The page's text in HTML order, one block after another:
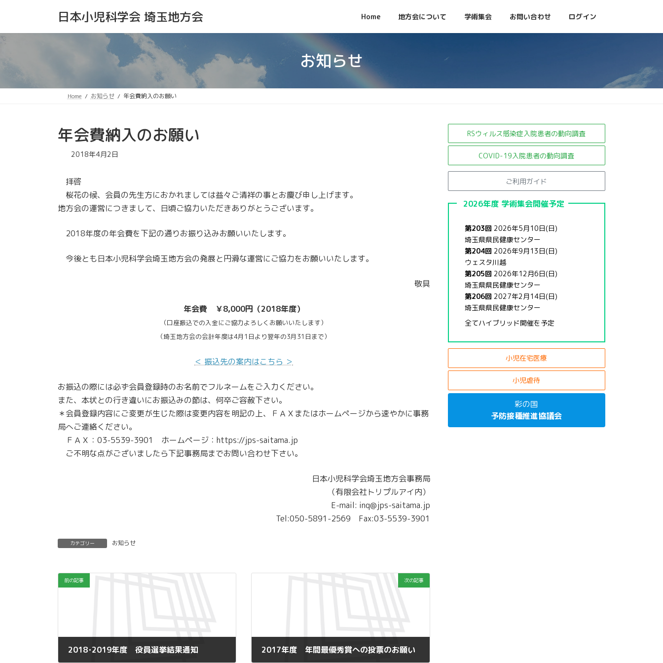
ン
ー
日本小児科学会 埼玉地方会 Home 地方会について 学術集会 お問い合わせ ログイン
お知らせ
Home お知らせ 年会費納入のお願い
年会費納入のお願い
2018年4月2日
拝啓
桜花の候、会員の先生方におかれましては益々ご清祥の事とお慶び申し上げます。
地方会の運営につきまして、日頃ご協力いただきありがとうございます。
2018年度の年会費を下記の通りお振り込みお願いいたします。
今後とも日本小児科学会埼玉地方会の発展と円滑な運営にご協力をお願いいたします。
敬具
年会費 ￥8,000円（2018年度）
（口座振込での入金にご協力よろしくお願いいたします）
（埼玉地方会の会計年度は4月1日より翌年の3月31日まで）
＜ 振込先の案内はこちら ＞
お振込の際には必ず会員登録時のお名前でフルネームをご入力ください。
また、本状との行き違いにお振込みの節は、何卒ご容赦下さい。
＊会員登録内容にご変更が生じた際は変更内容を明記の上、ＦＡＸまたはホームページから速やかに事務
局へご連絡ください。
ＦＡＸ：03-5539-3901 ホームページ：https://jps-saitama.jp
ご不明な点がございましたら下記事務局までお問い合わせ下さい。
日本小児科学会埼玉地方会事務局
（有限会社トリプルアイ内）
E-mail: inq@jps-saitama.jp
Tel:050-5891-2569 Fax:03-5539-3901
カテゴリー お知らせ
前の記事
2018･2019年度 役員選挙結果通知
次の記事
2017年度 年間最優秀賞への投票のお願い
RSウィルス感染症入院患者の動向調査
COVID-19入院患者の動向調査
ご利用ガイド
2026年度 学術集会開催予定
第203回 2026年5月10日(日)
埼玉県県民健康センター
第204回 2026年9月13日(日)
ウェスタ川越
第205回 2026年12月6日(日)
埼玉県県民健康センター
第206回 2027年2月14日(日)
埼玉県県民健康センター
全てハイブリッド開催を予定
小児在宅医療
小児虐待
彩の国
予防接種推進協議会